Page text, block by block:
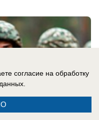
согласие на обработку